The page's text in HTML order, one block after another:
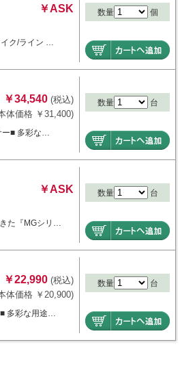
￥ASK
イク/ライン …
数量 個
￥34,540 (税込)
体価格 ￥31,400)
ー■ 多彩な…
数量 台
￥ASK
た『MGシリ…
数量 台
￥22,990 (税込)
体価格 ￥20,900)
多彩な用途…
数量 台